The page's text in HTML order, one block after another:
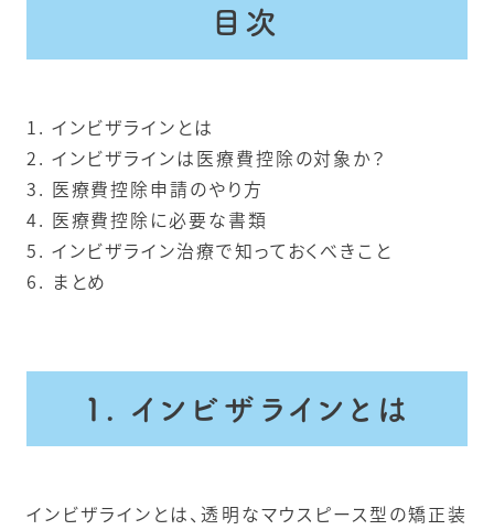
目次
1. インビザラインとは
2. インビザラインは医療費控除の対象か？
3. 医療費控除申請のやり方
4. 医療費控除に必要な書類
5. インビザライン治療で知っておくべきこと
6. まとめ
1. インビザラインとは
インビザラインとは、透明なマウスピース型の矯正装